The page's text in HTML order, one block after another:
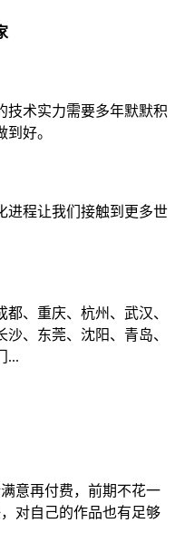
技术实力需要多年默默积
好。
进程让我们接触到更多世
、重庆、杭州、武汉、
、东莞、沈阳、青岛、
...
意再付费，前期不花一
对自己的作品也有足够